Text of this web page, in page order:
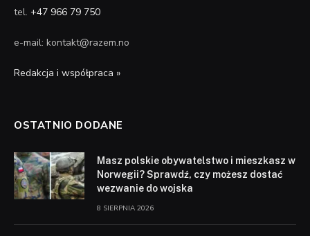
tel. +47 966 79 750
e-mail: kontakt@razem.no
Redakcja i współpraca »
OSTATNIO DODANE
Masz polskie obywatelstwo i mieszkasz w
Norwegii? Sprawdź, czy możesz dostać
wezwanie do wojska
8 SIERPNIA 2026